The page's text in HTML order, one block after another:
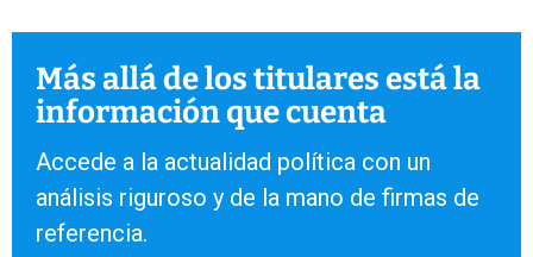
Más allá de los titulares está la
información que cuenta
Accede a la actualidad política con un
análisis riguroso y de la mano de firmas de
referencia.